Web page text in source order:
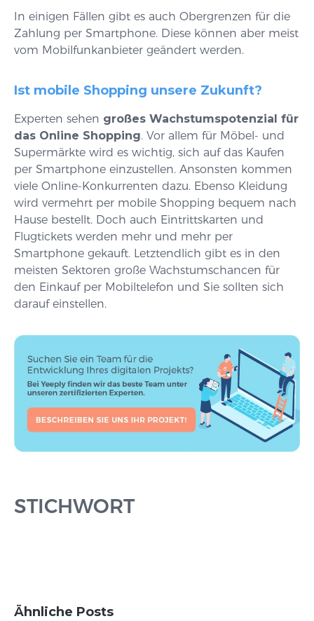
In einigen Fällen gibt es auch Obergrenzen für die
Zahlung per Smartphone. Diese können aber meist
vom Mobilfunkanbieter geändert werden.
Ist mobile Shopping unsere Zukunft?
Experten sehen großes Wachstumspotenzial für
das Online Shopping. Vor allem für Möbel- und
Supermärkte wird es wichtig, sich auf das Kaufen
per Smartphone einzustellen. Ansonsten kommen
viele Online-Konkurrenten dazu. Ebenso Kleidung
wird vermehrt per mobile Shopping bequem nach
Hause bestellt. Doch auch Eintrittskarten und
Flugtickets werden mehr und mehr per
Smartphone gekauft. Letztendlich gibt es in den
meisten Sektoren große Wachstumschancen für
den Einkauf per Mobiltelefon und Sie sollten sich
darauf einstellen.
STICHWORT
Ähnliche Posts